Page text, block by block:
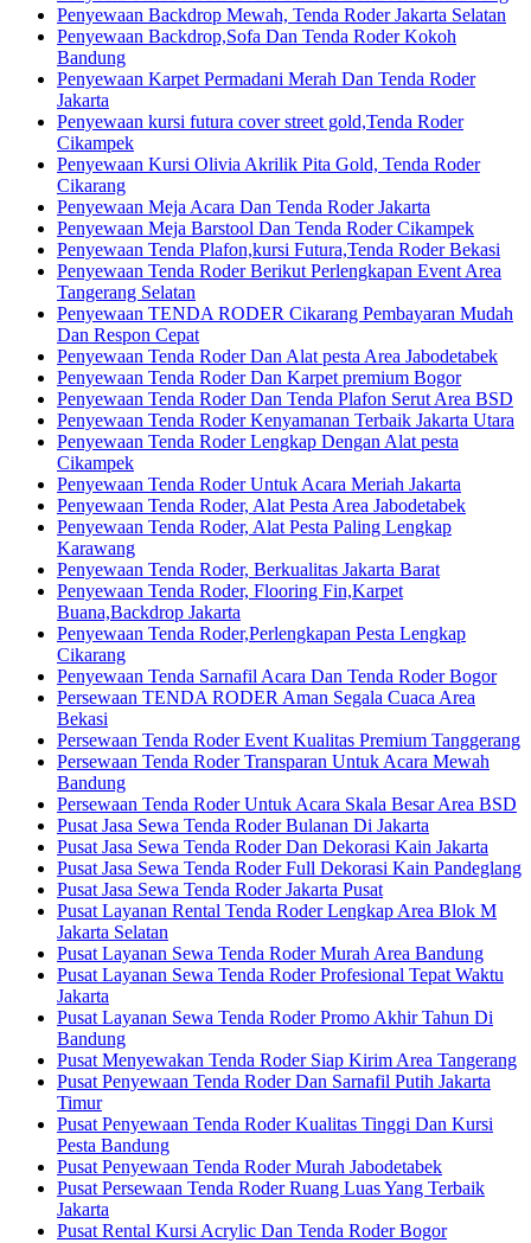
Penyewaan Backdrop Mewah, Tenda Roder Jakarta Selatan
Penyewaan Backdrop,Sofa Dan Tenda Roder Kokoh
Bandung
Penyewaan Karpet Permadani Merah Dan Tenda Roder
Jakarta
Penyewaan kursi futura cover street gold,Tenda Roder
Cikampek
Penyewaan Kursi Olivia Akrilik Pita Gold, Tenda Roder
Cikarang
Penyewaan Meja Acara Dan Tenda Roder Jakarta
Penyewaan Meja Barstool Dan Tenda Roder Cikampek
Penyewaan Tenda Plafon,kursi Futura,Tenda Roder Bekasi
Penyewaan Tenda Roder Berikut Perlengkapan Event Area
Tangerang Selatan
Penyewaan TENDA RODER Cikarang Pembayaran Mudah
Dan Respon Cepat
Penyewaan Tenda Roder Dan Alat pesta Area Jabodetabek
Penyewaan Tenda Roder Dan Karpet premium Bogor
Penyewaan Tenda Roder Dan Tenda Plafon Serut Area BSD
Penyewaan Tenda Roder Kenyamanan Terbaik Jakarta Utara
Penyewaan Tenda Roder Lengkap Dengan Alat pesta
Cikampek
Penyewaan Tenda Roder Untuk Acara Meriah Jakarta
Penyewaan Tenda Roder, Alat Pesta Area Jabodetabek
Penyewaan Tenda Roder, Alat Pesta Paling Lengkap
Karawang
Penyewaan Tenda Roder, Berkualitas Jakarta Barat
Penyewaan Tenda Roder, Flooring Fin,Karpet
Buana,Backdrop Jakarta
Penyewaan Tenda Roder,Perlengkapan Pesta Lengkap
Cikarang
Penyewaan Tenda Sarnafil Acara Dan Tenda Roder Bogor
Persewaan TENDA RODER Aman Segala Cuaca Area
Bekasi
Persewaan Tenda Roder Event Kualitas Premium Tanggerang
Persewaan Tenda Roder Transparan Untuk Acara Mewah
Bandung
Persewaan Tenda Roder Untuk Acara Skala Besar Area BSD
Pusat Jasa Sewa Tenda Roder Bulanan Di Jakarta
Pusat Jasa Sewa Tenda Roder Dan Dekorasi Kain Jakarta
Pusat Jasa Sewa Tenda Roder Full Dekorasi Kain Pandeglang
Pusat Jasa Sewa Tenda Roder Jakarta Pusat
Pusat Layanan Rental Tenda Roder Lengkap Area Blok M
Jakarta Selatan
Pusat Layanan Sewa Tenda Roder Murah Area Bandung
Pusat Layanan Sewa Tenda Roder Profesional Tepat Waktu
Jakarta
Pusat Layanan Sewa Tenda Roder Promo Akhir Tahun Di
Bandung
Pusat Menyewakan Tenda Roder Siap Kirim Area Tangerang
Pusat Penyewaan Tenda Roder Dan Sarnafil Putih Jakarta
Timur
Pusat Penyewaan Tenda Roder Kualitas Tinggi Dan Kursi
Pesta Bandung
Pusat Penyewaan Tenda Roder Murah Jabodetabek
Pusat Persewaan Tenda Roder Ruang Luas Yang Terbaik
Jakarta
Pusat Rental Kursi Acrylic Dan Tenda Roder Bogor